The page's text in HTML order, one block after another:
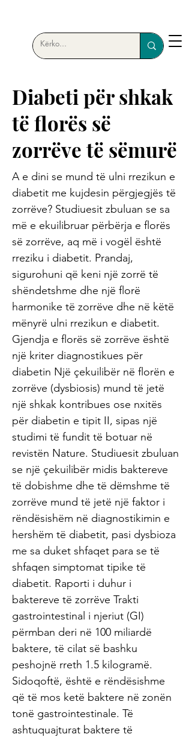
Diabeti për shkak
të florës së
zorrëve të sëmurë
A e dini se mund të ulni rrezikun e
diabetit me kujdesin përgjegjës të
zorrëve? Studiuesit zbuluan se sa
më e ekuilibruar përbërja e florës
së zorrëve, aq më i vogël është
rreziku i diabetit. Prandaj,
sigurohuni që keni një zorrë të
shëndetshme dhe një florë
harmonike të zorrëve dhe në këtë
mënyrë ulni rrezikun e diabetit.
Gjendja e florës së zorrëve është
një kriter diagnostikues për
diabetin Një çekuilibër në florën e
zorrëve (dysbiosis) mund të jetë
një shkak kontribues ose nxitës
për diabetin e tipit II, sipas një
studimi të fundit të botuar në
revistën Nature. Studiuesit zbuluan
se një çekuilibër midis baktereve
të dobishme dhe të dëmshme të
zorrëve mund të jetë një faktor i
rëndësishëm në diagnostikimin e
hershëm të diabetit, pasi dysbioza
me sa duket shfaqet para se të
shfaqen simptomat tipike të
diabetit. Raporti i duhur i
baktereve të zorrëve Trakti
gastrointestinal i njeriut (GI)
përmban deri në 100 miliardë
baktere, të cilat së bashku
peshojnë rreth 1.5 kilogramë.
Sidoqoftë, është e rëndësishme
që të mos ketë baktere në zonën
tonë gastrointestinale. Të
ashtuquajturat baktere të